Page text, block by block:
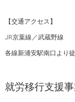
【交通アクセス】
JR京葉線／武蔵野線
各線新浦安駅南口より
就労移行支援